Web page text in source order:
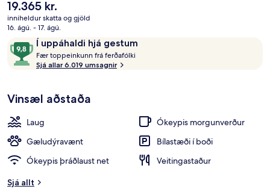
pottur. Meðal þess sem ferðamenn sem hafa heimsótt staðinn eru
sérstaklega ánægðir með eru sundlaugin og þægileg rúm.
Núverandi
verð
er
19.365 kr.
19.365 kr.
inniheldur skatta og gjöld
16. ágú. - 17. ágú.
UmsagnirÍ uppáhaldi hjá gestum
9,8
af
10,
uppáhaldi
hjá
gestum
Fær toppeinkunn frá ferðafólki
p
p
e
n
Sjá allar 6.019 umsagnir
Vinsæl aðstaða
Laug
Ókeypis morgunverður
Gæludýravænt
Bílastæði í boði
Ókeypis þráðlaust net
Veitingastaður
Sjá allt